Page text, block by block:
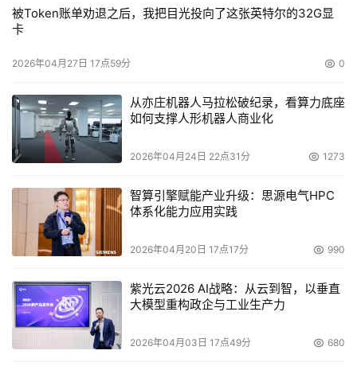
被Token账单劝退之后，我把目光投向了这张英特尔的32G显
卡
2026年04月27日 17点59分 0
从亦庄机器人马拉松破纪录，看算力底座
如何支撑人形机器人商业化
2026年04月24日 22点31分 1273
智算引擎赋能产业升级：思源电气HPC
体系化能力应用实践
2026年04月20日 17点17分 990
紫光云2026 AI战略：从云到智，以垂直
大模型重构政企与工业生产力
2026年04月03日 17点49分 680